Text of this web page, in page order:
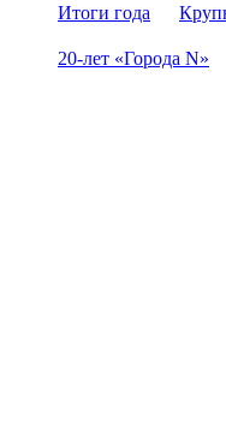
Итоги года
20-лет «Города N»